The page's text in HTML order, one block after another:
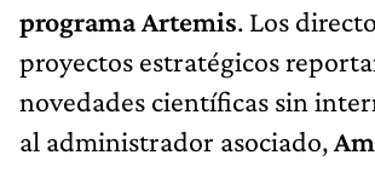
programa Artemis. Los
proyectos estratégicos
novedades científicas sin
al administrador asociado,